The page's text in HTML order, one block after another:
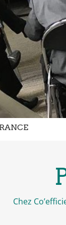
Chez